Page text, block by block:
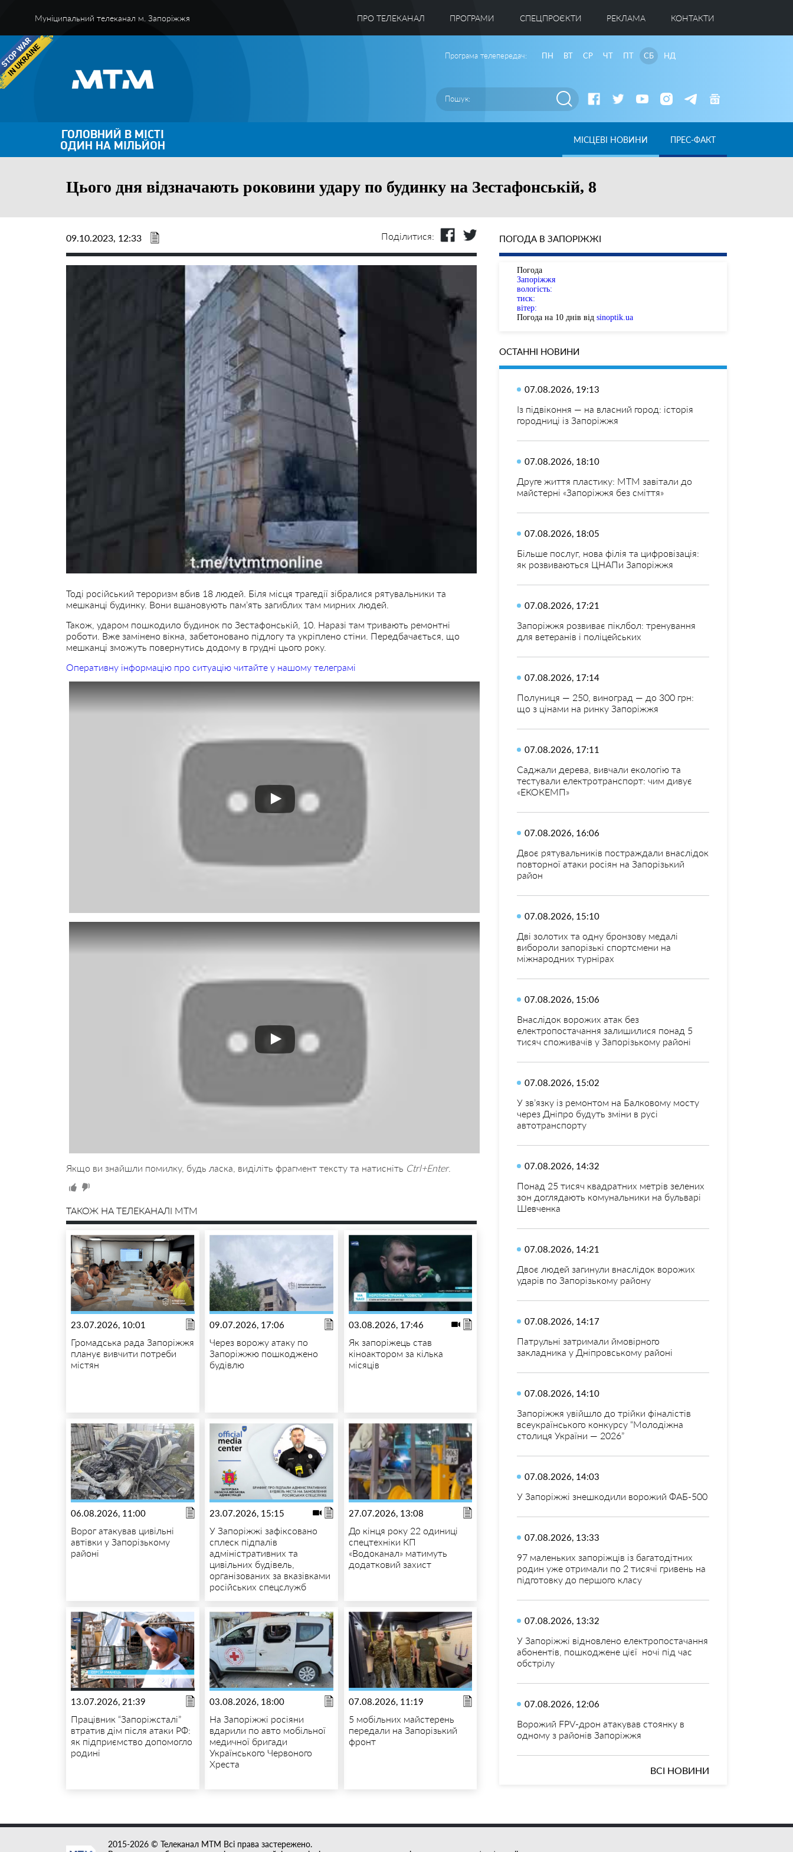
Муніципальний телеканал м. Запоріжжя ПРО ТЕЛЕКАНАЛ ПРОГРАМИ CПЕЦПРОЄКТИ РЕКЛАМА КОНТАКТИ
Програма телепередач: ПН ВТ СР ЧТ ПТ СБ НД
ГОЛОВНИЙ В МІСТІ
ОДИН НА МІЛЬЙОН МІСЦЕВІ НОВИНИ ПРЕС-ФАКТ
Цього дня відзначають роковини удару по будинку на Зестафонській, 8
09.10.2023, 12:33 Поділитися:
Тоді російський тероризм вбив 18 людей. Біля місця трагедії зібралися рятувальники та
мешканці будинку. Вони вшановують пам’ять загиблих там мирних людей.
Також, ударом пошкодило будинок по Зестафонській, 10. Наразі там тривають ремонтні
роботи. Вже замінено вікна, забетоновано підлогу та укріплено стіни. Передбачається, що
мешканці зможуть повернутись додому в грудні цього року.
Оперативну інформацію про ситуацію читайте у нашому телеграмі
Якщо ви знайшли помилку, будь ласка, виділіть фрагмент тексту та натисніть Ctrl+Enter.
ТАКОЖ НА ТЕЛЕКАНАЛІ MTM
23.07.2026, 10:01
Громадська рада Запоріжжя
планує вивчити потреби
містян
09.07.2026, 17:06
Через ворожу атаку по
Запоріжжю пошкоджено
будівлю
03.08.2026, 17:46
Як запоріжець став
кіноактором за кілька
місяців
06.08.2026, 11:00
Ворог атакував цивільні
автівки у Запорізькому
районі
23.07.2026, 15:15
У Запоріжжі зафіксовано
сплеск підпалів
адміністративних та
цивільних будівель,
організованих за вказівками
російських спецслужб
27.07.2026, 13:08
До кінця року 22 одиниці
спецтехніки КП
«Водоканал» матимуть
додатковий захист
13.07.2026, 21:39
Працівник “Запоріжсталі”
втратив дім після атаки РФ:
як підприємство допомогло
родині
03.08.2026, 18:00
На Запоріжжі росіяни
вдарили по авто мобільної
медичної бригади
Українського Червоного
Хреста
07.08.2026, 11:19
5 мобільних майстерень
передали на Запорізький
фронт
ПОГОДА В ЗАПОРІЖЖІ
Погода
Запоріжжя
вологість:
тиск:
вітер:
Погода на 10 днів від sinoptik.ua
ОСТАННІ НОВИНИ
07.08.2026, 19:13
Із підвіконня — на власний город: історія
городниці із Запоріжжя
07.08.2026, 18:10
Друге життя пластику: МТМ завітали до
майстерні «Запоріжжя без сміття»
07.08.2026, 18:05
Більше послуг, нова філія та цифровізація:
як розвиваються ЦНАПи Запоріжжя
07.08.2026, 17:21
Запоріжжя розвиває піклбол: тренування
для ветеранів і поліцейських
07.08.2026, 17:14
Полуниця — 250, виноград — до 300 грн:
що з цінами на ринку Запоріжжя
07.08.2026, 17:11
Саджали дерева, вивчали екологію та
тестували електротранспорт: чим дивує
«ЕКОКЕМП»
07.08.2026, 16:06
Двоє рятувальників постраждали внаслідок
повторної атаки росіян на Запорізький
район
07.08.2026, 15:10
Дві золотих та одну бронзову медалі
вибороли запорізькі спортсмени на
міжнародних турнірах
07.08.2026, 15:06
Внаслідок ворожих атак без
електропостачання залишилися понад 5
тисяч споживачів у Запорізькому районі
07.08.2026, 15:02
У зв’язку із ремонтом на Балковому мосту
через Дніпро будуть зміни в русі
автотранспорту
07.08.2026, 14:32
Понад 25 тисяч квадратних метрів зелених
зон доглядають комунальники на бульварі
Шевченка
07.08.2026, 14:21
Двоє людей загинули внаслідок ворожих
ударів по Запорізькому району
07.08.2026, 14:17
Патрульні затримали ймовірного
закладника у Дніпровському районі
07.08.2026, 14:10
Запоріжжя увійшло до трійки фіналістів
всеукраїнського конкурсу “Молодіжна
столиця України — 2026”
07.08.2026, 14:03
У Запоріжжі знешкодили ворожий ФАБ-500
07.08.2026, 13:33
97 маленьких запоріжців із багатодітних
родин уже отримали по 2 тисячі гривень на
підготовку до першого класу
07.08.2026, 13:32
У Запоріжжі відновлено електропостачання
абонентів, пошкоджене цієї ночі під час
обстрілу
07.08.2026, 12:06
Ворожий FPV-дрон атакував стоянку в
одному з районів Запоріжжя
ВСІ НОВИНИ
2015-2026 © Телеканал MTM Всі права застережено.